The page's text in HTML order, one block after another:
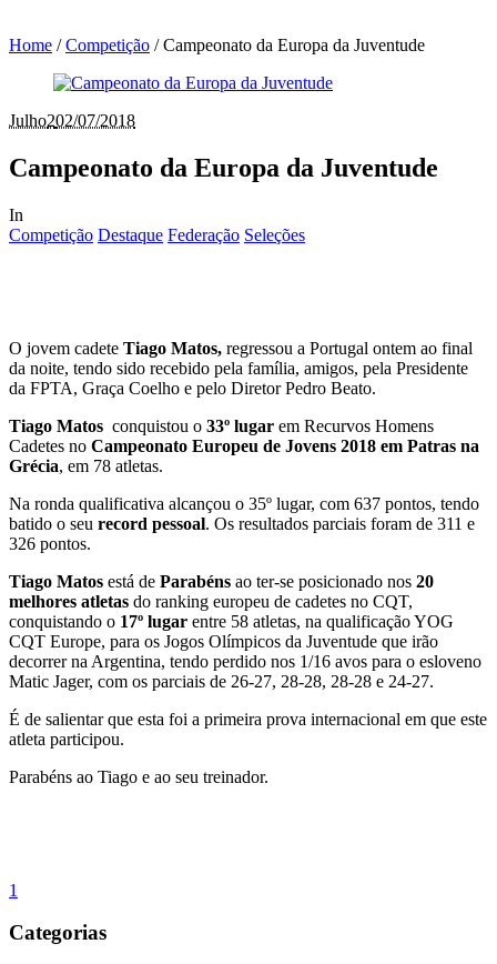
Home /Competição /Campeonato da Europa da Juventude
Julho202/07/2018
Campeonato da Europa da Juventude
In
Competição Destaque Federação Seleções
O jovem cadete Tiago Matos, regressou a Portugal ontem ao final
da noite, tendo sido recebido pela família, amigos, pela Presidente
da FPTA, Graça Coelho e pelo Diretor Pedro Beato.
Tiago Matos conquistou o 33º lugar em Recurvos Homens
Cadetes no Campeonato Europeu de Jovens 2018 em Patras na
Grécia, em 78 atletas.
Na ronda qualificativa alcançou o 35º lugar, com 637 pontos, tendo
batido o seu record pessoal. Os resultados parciais foram de 311 e
326 pontos.
Tiago Matos está de Parabéns ao ter-se posicionado nos 20
melhores atletas do ranking europeu de cadetes no CQT,
conquistando o 17º lugar entre 58 atletas, na qualificação YOG
CQT Europe, para os Jogos Olímpicos da Juventude que irão
decorrer na Argentina, tendo perdido nos 1/16 avos para o esloveno
Matic Jager, com os parciais de 26-27, 28-28, 28-28 e 24-27.
É de salientar que esta foi a primeira prova internacional em que este
atleta participou.
Parabéns ao Tiago e ao seu treinador.
1
Categorias